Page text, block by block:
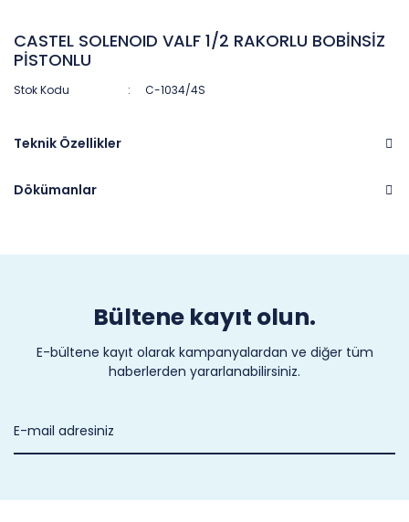
CASTEL SOLENOID VALF 1/2 RAKORLU BOBİNSİZ
PİSTONLU
Stok Kodu C-1034/4S
Teknik Özellikler
Dökümanlar
Bültene kayıt olun.
E-bültene kayıt olarak kampanyalardan ve diğer tüm
haberlerden yararlanabilirsiniz.